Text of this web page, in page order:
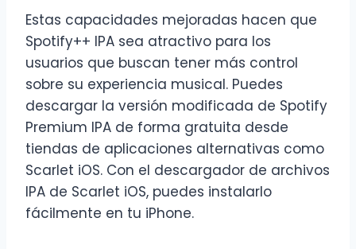
Estas capacidades mejoradas hacen que
Spotify++ IPA sea atractivo para los
usuarios que buscan tener más control
sobre su experiencia musical. Puedes
descargar la versión modificada de Spotify
Premium IPA de forma gratuita desde
tiendas de aplicaciones alternativas como
Scarlet iOS. Con el descargador de archivos
IPA de Scarlet iOS, puedes instalarlo
fácilmente en tu iPhone.